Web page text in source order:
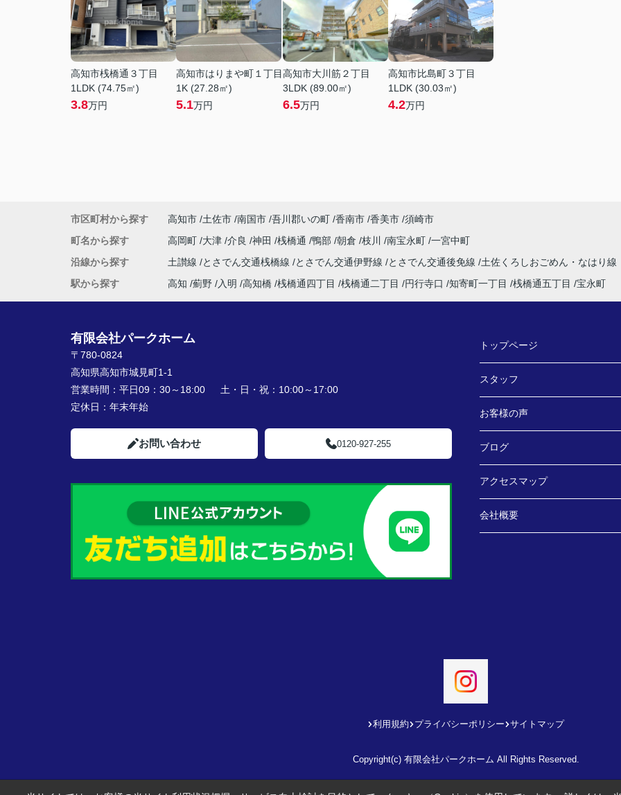
高知市桟橋通３丁目
1LDK (74.75㎡)
3.8万円
高知市はりまや町１丁目
1K (27.28㎡)
5.1万円
高知市大川筋２丁目
3LDK (89.00㎡)
6.5万円
高知市比島町３丁目
1LDK (30.03㎡)
4.2万円
市区町村から探す 高知市 土佐市 南国市 吾川郡いの町 香南市 香美市 須崎市
町名から探す
高岡町 大津 介良 神田 桟橋通 鴨部 朝倉 枝川 南宝永町 一宮中町
沿線から探す
土讃線 とさでん交通桟橋線 とさでん交通伊野線 とさでん交通後免線
土佐くろしおごめん・なはり線
駅から探す
高知 薊野 入明 高知橋 桟橋通四丁目 桟橋通二丁目 円行寺口 知寄町一丁目 桟橋通五丁目 宝永町
有限会社パークホーム
〒780-0824
高知県高知市城見町1-1
営業時間： 平日09：30～18:00 土・日・祝：10:00～17:00
定休日： 年末年始
お問い合わせ 0120-927-255
トップページ
スタッフ
お客様の声
ブログ
アクセスマップ
会社概要
利用規約 プライバシーポリシー サイトマップ
Copyright(c) 有限会社パークホーム All Rights Reserved.